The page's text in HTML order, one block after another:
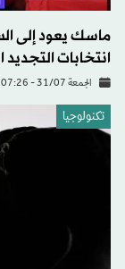
ماسك يعود إلى
انتخابات
الجمعة 31/07 - 07:26
تكنولوجيا